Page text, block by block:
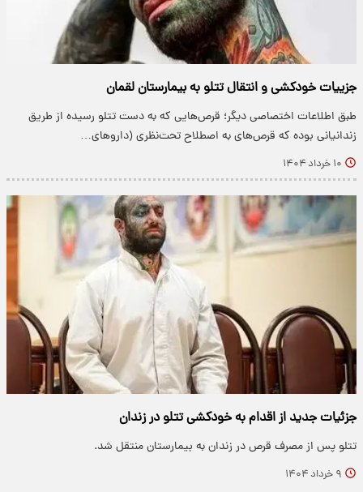
جزییات خودکشی و انتقال تتلو به بیمارستان لقمان
​طبق اطلاعات اختصاصی دیگر؛ قرص‌هایی که به دست تتلو رسیده از طریق
زندانیانی بوده که قرص‌های به اصطلاح تحت‌نظری (داروهای…
۱۰ خرداد ۱۴۰۴
جزئیات جدید از اقدام به خودکشی تتلو در زندان
تتلو پس از مصرف قرص در زندان به بیمارستان منتقل شد.
۹ خرداد ۱۴۰۴